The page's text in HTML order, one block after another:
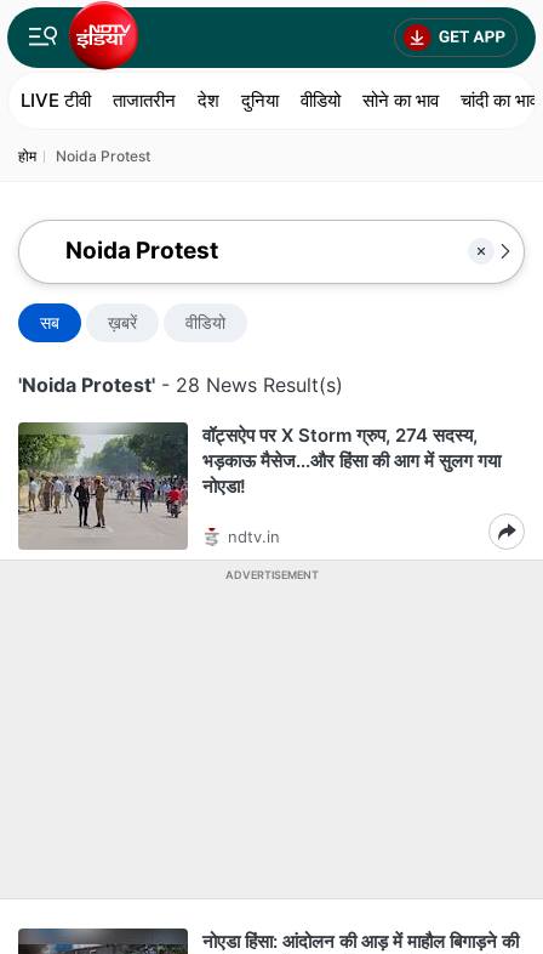
LIVE टीवी ताजातरीन देश दुनिया वीडियो सोने का भाव चांदी का भाव
होम Noida Protest
सब ख़बरें वीडियो
'Noida Protest' - 28 News Result(s)
वॉट्सऐप पर X Storm ग्रुप, 274 सदस्य,
भड़काऊ मैसेज...और हिंसा की आग में सुलग गया
नोएडा!
ndtv.in
ADVERTISEMENT
नोएडा हिंसा: आंदोलन की आड़ में माहौल बिगाड़ने की